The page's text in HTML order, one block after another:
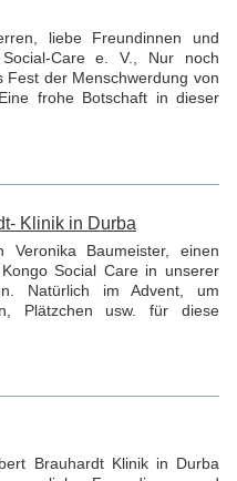
liebe Freundinnen und
Care e. V., Nur noch
Fest der Menschwerdung von
frohe Botschaft in dieser
Klinik in Durba
Baumeister, einen
Social Care in unserer
Natürlich im Advent, um
Plätzchen usw. für diese
Brauhardt Klinik in Durba